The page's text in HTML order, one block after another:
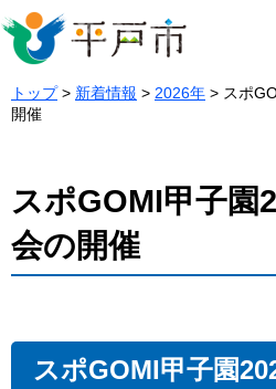
トップ> 新着情報 > 2026年 > スポ
開催
スポGOMI甲子園
会の開催
スポGOMI甲子園